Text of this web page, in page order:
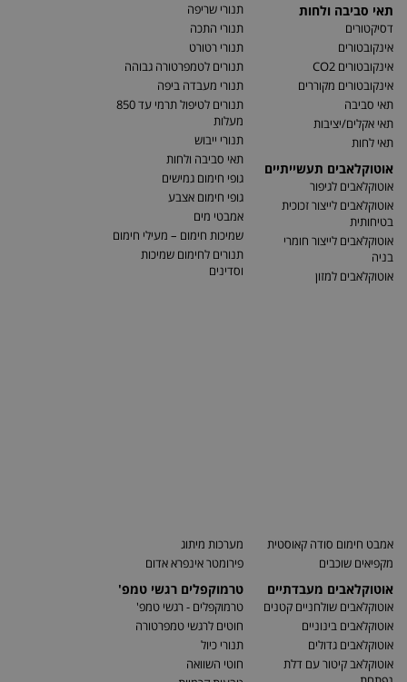
תאי סביבה ולחות
דסיקטורים
אינקובטורים
אינקובטורים CO2
אינקובטורים מקוררים
תאי סביבה
תאי אקלים/יציבות
תאי לחות
אוטוקלאבים תעשייתיים
אוטוקלאבים לגיפור
אוטוקלאבים לייצור זכוכית
בטיחותית
אוטוקלאבים לייצור חומרי
בניה
אוטוקלאבים למזון
תנורי שריפה
תנורי התכה
תנורי רטורט
תנורים לטמפרטורה גבוהה
תנורי מעבדה ביפה
תנורים לטיפול תרמי עד 850
מעלות
תנורי ייבוש
תאי סביבה ולחות
גופי חימום גמישים
גופי חימום אצבע
אמבטי מים
שמיכות חימום – מעילי חימום
תנורים לחימום שמיכות
וסדינים
אמבט חימום סודה קאוסטית
מקפיאים שוכבים
אוטוקלאבים מעבדתיים
אוטוקלאבים שולחניים קטנים
אוטוקלאבים בינוניים
אוטוקלאבים גדולים
אוטוקלאב קיטור עם דלת
מערכות מיתוג
פירומטר אינפרא אדום
טרמוקפלים רגשי טמפ'
טרמוקפלים - רגשי טמפ'
חוטים לרגשי טמפרטורה
תנורי כיול
חוטי השוואה